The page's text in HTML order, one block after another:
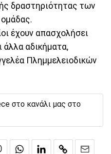
δραστηριότητας των
έχουν απασχολήσει
άλλα αδικήματα,
Πλημμελειοδικών
στο κανάλι μας στο